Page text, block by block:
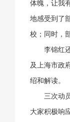
体魄，让我
地感受到了
校；同时，
李锦红
及上海市政
绍和解读。
三次动
大家积极响